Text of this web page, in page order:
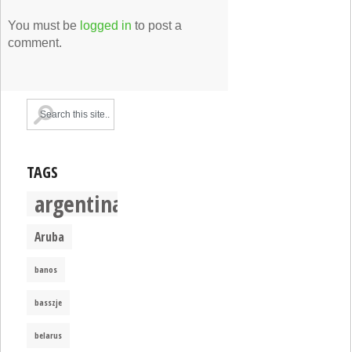
You must be logged in to post a
comment.
TAGS
argentina
Aruba
banos
basszje
belarus